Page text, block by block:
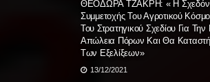
ΘΕΟΔΩΡΑ ΤΖΑΚΡΗ: « Η Σχεδόν
Συμμετοχής Του Αγροτικού
Του Στρατηγικού Σχεδίου Για
Απώλεια Πόρων Και Θα
Των Εξελίξεων»
13/12/2021